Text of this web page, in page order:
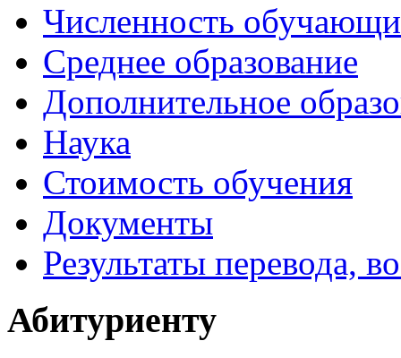
Численность
Среднее образование
Дополнительное
Наука
Стоимость обучения
Документы
Результаты перевода,
Абитуриенту